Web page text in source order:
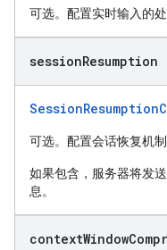
可选。配置实时输入的处
sessionResumption
可选。配置会话恢复机制
如果包含，服务器将发送
息。
contextWindow